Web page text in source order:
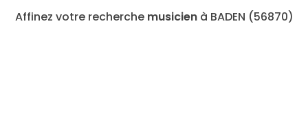
Affinez votre recherche musicienà BADEN (56870)